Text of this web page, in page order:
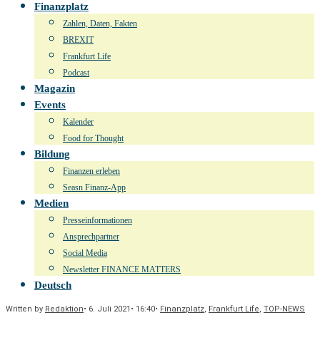
Finanzplatz
Zahlen, Daten, Fakten
BREXIT
Frankfurt Life
Podcast
Magazin
Events
Kalender
Food for Thought
Bildung
Finanzen erleben
Seasn Finanz-App
Medien
Presseinformationen
Ansprechpartner
Social Media
Newsletter FINANCE MATTERS
Deutsch
Written by Redaktion• 6. Juli 2021 • 16:40• Finanzplatz, Frankfurt Life, TOP-NEWS